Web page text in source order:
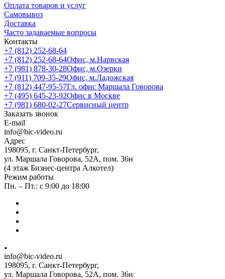
Оплата товаров и услуг
Самовывоз
Доставка
Часто задаваемые вопросы
Контакты
+7 (812) 252-68-64
+7 (812) 252-68-64Офис, м.Нарвская
+7 (981) 878-30-28Офис, м.Озерки
+7 (911) 709-35-29Офис, м.Ладожская
+7 (812) 447-95-57Гл. офис Маршала Говорова
+7 (495) 645-23-92Офис в Москве
+7 (981) 680-02-27Сервисный центр
Заказать звонок
E-mail
info@bic-video.ru
Адрес
198095, г. Санкт-Петербург,
ул. Маршала Говорова, 52А, пом. 36н
(4 этаж Бизнес-центра Алкотел)
Режим работы
Пн. – Пт.: с 9:00 до 18:00
info@bic-video.ru
198095, г. Санкт-Петербург,
ул. Маршала Говорова, 52А, пом. 36н